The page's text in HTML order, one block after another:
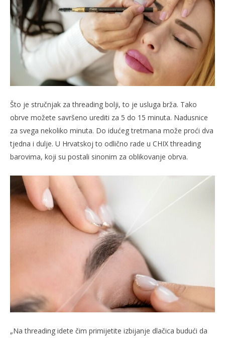
Što je stručnjak za threading bolji, to je usluga brža. Tako
obrve možete savršeno urediti za 5 do 15 minuta. Nadusnice
za svega nekoliko minuta. Do idućeg tretmana može proći dva
tjedna i dulje. U Hrvatskoj to odlično rade u CHIX threading
barovima, koji su postali sinonim za oblikovanje obrva.
„Na threading idete čim primijetite izbijanje dlačica budući da